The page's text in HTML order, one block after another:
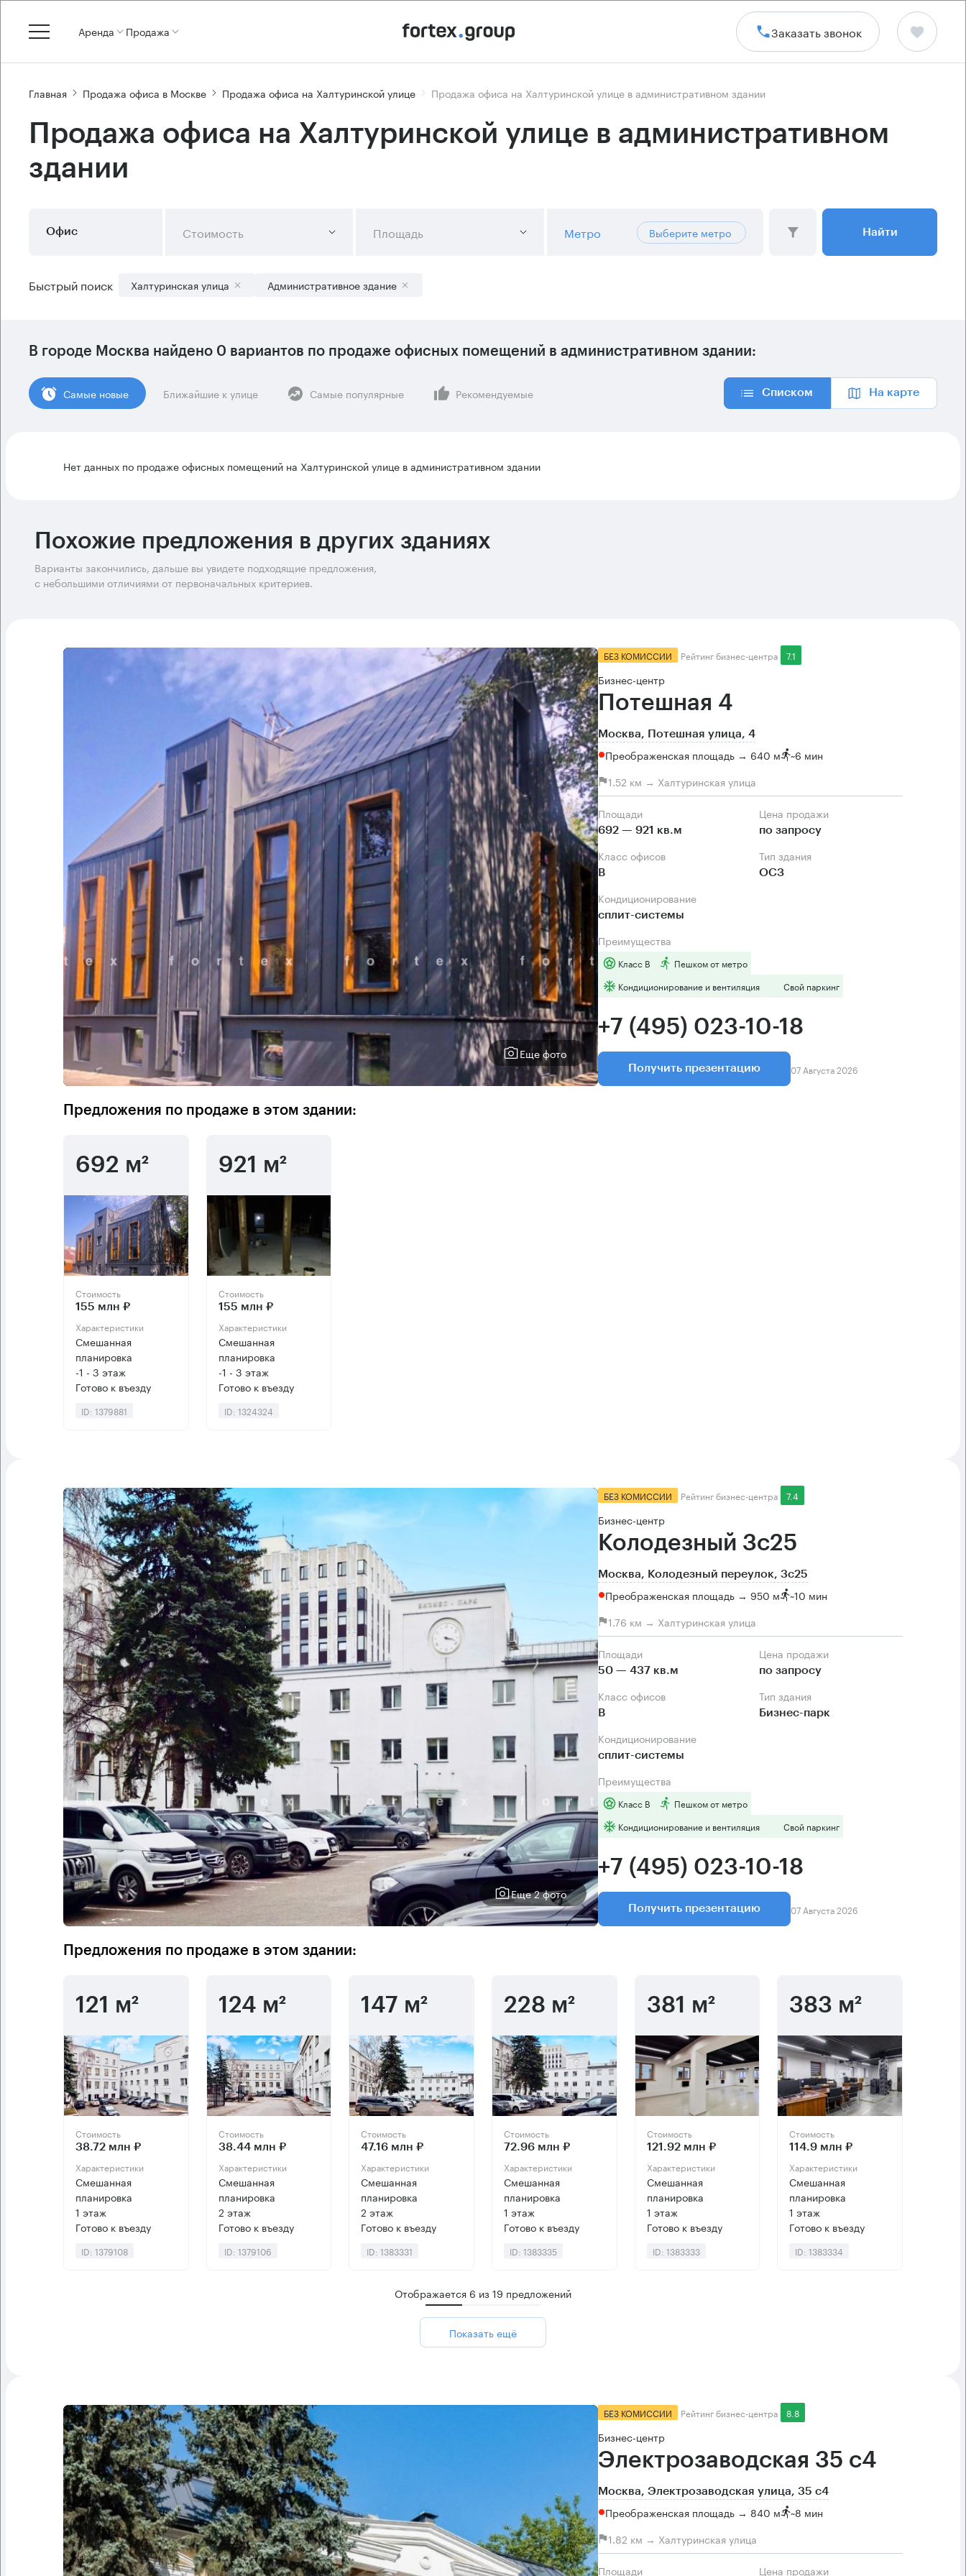
Аренда Продажа Заказать звонок
Главная Продажа офиса в Москве Продажа офиса на Халтуринской улице Продажа офиса на Халтуринской улице в административном здании
Продажа офиса на Халтуринской улице в административном
здании
Офис Стоимость Площадь Метро Выберите метро Найти
Быстрый поиск Халтуринская улица Административное здание
В городе Москва найдено 0 вариантов по продаже офисных помещений в административном здании:
Cамые новые Ближайшие к улице Самые популярные Рекомендуемые Списком На карте
Нет данных по продаже офисных помещений на Халтуринской улице в административном здании
Похожие предложения в других зданиях
Варианты закончились, дальше вы увидете подходящие предложения,
с небольшими отличиями от первоначальных критериев.
Еще фото
БЕЗ КОМИССИИ Рейтинг бизнес-центра 7.1
Бизнес-центр
Потешная 4
Москва, Потешная улица, 4
Преображенская площадь → 640 м ~6 мин
1.52 км → Халтуринская улица
Площади
692 — 921 кв.м
Цена продажи
по запросу
Класс офисов
B
Тип здания
ОСЗ
Кондиционирование
сплит-системы
Преимущества
Класс B
Пешком от метро
Кондиционирование и вентиляция
Свой паркинг
+7 (495) 023-10-18
Получить презентацию 07 Августа 2026
Предложения по продаже в этом здании:
692 м²
Стоимость
155 млн ₽
Характеристики
Смешанная
планировка
-1 - 3 этаж
Готово к въезду
ID: 1379881
921 м²
Стоимость
155 млн ₽
Характеристики
Смешанная
планировка
-1 - 3 этаж
Готово к въезду
ID: 1324324
Еще 2 фото
БЕЗ КОМИССИИ Рейтинг бизнес-центра 7.4
Бизнес-центр
Колодезный 3с25
Москва, Колодезный переулок, 3с25
Преображенская площадь → 950 м ~10 мин
1.76 км → Халтуринская улица
Площади
50 — 437 кв.м
Цена продажи
по запросу
Класс офисов
B
Тип здания
Бизнес-парк
Кондиционирование
сплит-системы
Преимущества
Класс B
Пешком от метро
Кондиционирование и вентиляция
Свой паркинг
+7 (495) 023-10-18
Получить презентацию 07 Августа 2026
Предложения по продаже в этом здании:
121 м²
Стоимость
38.72 млн ₽
Характеристики
Смешанная
планировка
1 этаж
Готово к въезду
ID: 1379108
124 м²
Стоимость
38.44 млн ₽
Характеристики
Смешанная
планировка
2 этаж
Готово к въезду
ID: 1379106
147 м²
Стоимость
47.16 млн ₽
Характеристики
Смешанная
планировка
2 этаж
Готово к въезду
ID: 1383331
228 м²
Стоимость
72.96 млн ₽
Характеристики
Смешанная
планировка
1 этаж
Готово к въезду
ID: 1383335
381 м²
Стоимость
121.92 млн ₽
Характеристики
Смешанная
планировка
1 этаж
Готово к въезду
ID: 1383333
383 м²
Стоимость
114.9 млн ₽
Характеристики
Смешанная
планировка
1 этаж
Готово к въезду
ID: 1383334
Отображается 6 из19 предложений
Показать ещё
БЕЗ КОМИССИИ Рейтинг бизнес-центра 8.8
Бизнес-центр
Электрозаводская 35 с4
Москва, Электрозаводская улица, 35 с4
Преображенская площадь → 840 м ~8 мин
1.82 км → Халтуринская улица
Площади Цена продажи